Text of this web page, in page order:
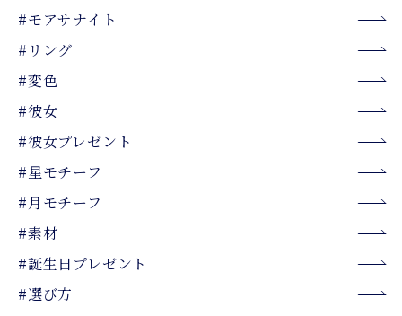
#モアサナイト
#リング
#変色
#彼女
#彼女プレゼント
#星モチーフ
#月モチーフ
#素材
#誕生日プレゼント
#選び方